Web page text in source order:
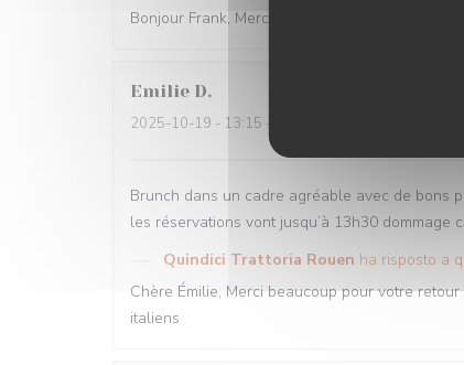
Bonjour Frank, Merci beaucoup pour votre note
Emilie D
2025-10-19 - 13:15 - Ospiti 2
Brunch dans un cadre agréable avec de bons
les réservations vont jusqu’à 13h30 dommage
Quindici Trattoria Rouen ha risposto a
Chère Émilie, Merci beaucoup pour votre
italiens